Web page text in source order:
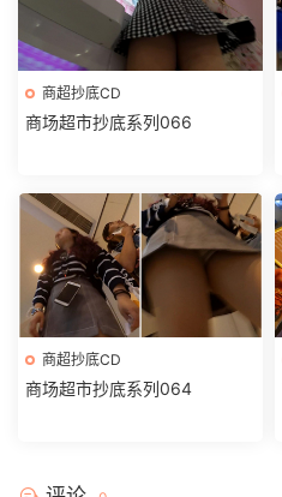
商超抄底CD
商场超市抄底系列066
商超抄底CD
商场超市抄底系列064